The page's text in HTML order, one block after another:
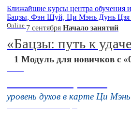
Ближайшие курсы центра обучения
Бацзы, Фэн Шуй, Ци Мэнь Дунь Цзя
Online 7 сентября Начало занятий
«Бацзы: путь к
1 Модуль для новичков с
уровень духов в карте Ци